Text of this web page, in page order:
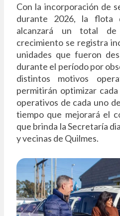
Con la incorporación de
durante 2026, la flota
alcanzará un total
crecimiento se registra
unidades que fueron
durante el período por
distintos motivos
permitirán optimizar
operativos de cada uno
tiempo que mejorará el
que brinda la Secretaría
y vecinas de Quilmes.
‹